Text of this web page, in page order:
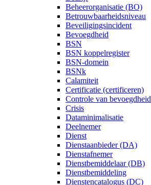
Beheerorganisatie (BO)
Betrouwbaarheidsniveau
Beveiligingsincident
Bevoegdheid
BSN
BSN koppelregister
BSN-domein
BSNk
Calamiteit
Certificatie (certificeren)
Controle van bevoegdheid
Crisis
Dataminimalisatie
Deelnemer
Dienst
Dienstaanbieder (DA)
Dienstafnemer
Dienstbemiddelaar (DB)
Dienstbemiddeling
Dienstencatalogus (DC)